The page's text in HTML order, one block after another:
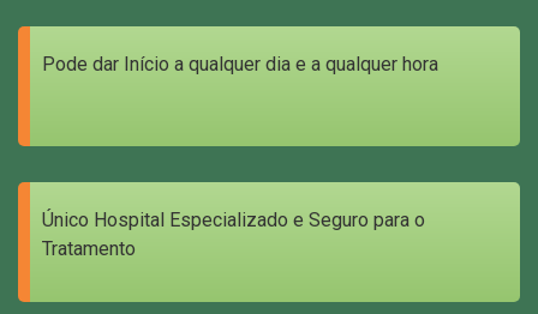
Pode dar Início a qualquer dia e a qualquer hora
Único Hospital Especializado e Seguro para o
Tratamento